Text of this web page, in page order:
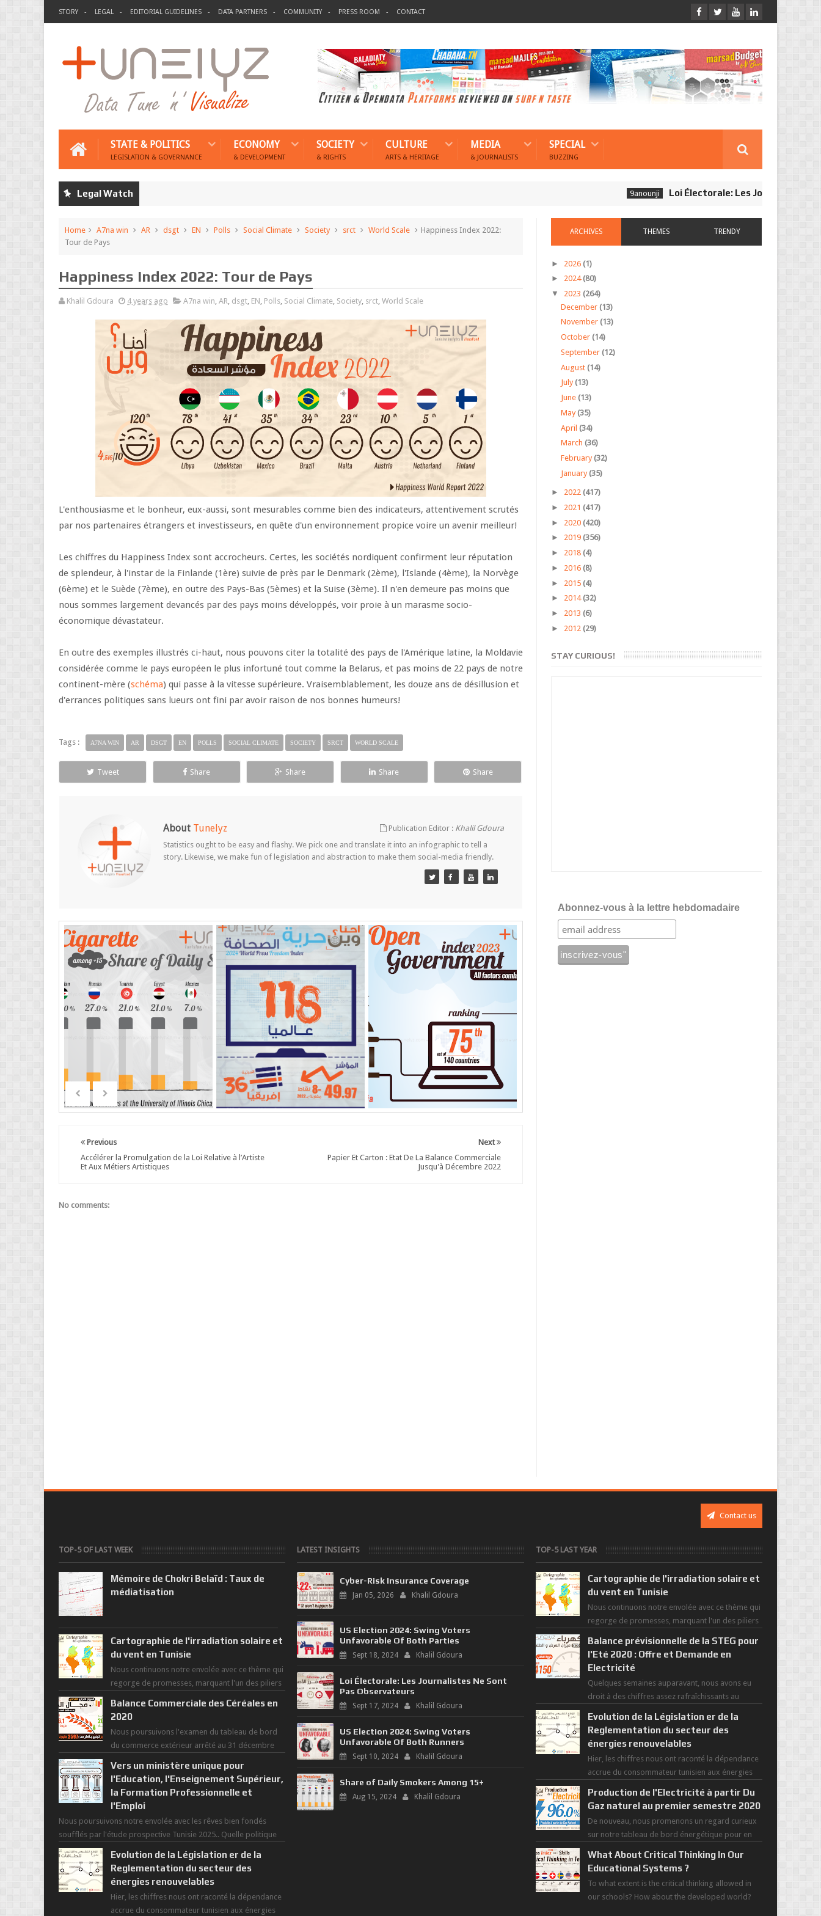
STORY LEGAL EDITORIAL GUIDELINES DATA PARTNERS COMMUNITY PRESS ROOM CONTACT
STATE & POLITICS
LEGISLATION & GOVERNANCE
ECONOMY
& DEVELOPMENT
SOCIETY
& RIGHTS
CULTURE
ARTS & HERITAGE
MEDIA
& JOURNALISTS
SPECIAL
BUZZING
Legal Watch 9anounji Loi Électorale: Les Journalistes Ne Sont
Home A7na win AR dsgt EN Polls Social Climate Society srct World Scale
Happiness Index 2022:
Tour de Pays
Happiness Index 2022: Tour de Pays
Khalil Gdoura 4 years ago A7na win, AR, dsgt, EN, Polls, Social Climate, Society, srct, World Scale
L'enthousiasme et le bonheur, eux-aussi, sont mesurables comme bien des indicateurs, attentivement scrutés
par nos partenaires étrangers et investisseurs, en quête d'un environnement propice voire un avenir meilleur!
Les chiffres du Happiness Index sont accrocheurs. Certes, les sociétés nordiquent confirment leur réputation
de splendeur, à l'instar de la Finlande (1ère) suivie de près par le Denmark (2ème), l'Islande (4ème), la Norvège
(6ème) et le Suède (7ème), en outre des Pays-Bas (5èmes) et la Suise (3ème). Il n'en demeure pas moins que
nous sommes largement devancés par des pays moins développés, voir proie à un marasme socio-
économique dévastateur.
En outre des exemples illustrés ci-haut, nous pouvons citer la totalité des pays de l'Amérique latine, la Moldavie
considérée comme le pays européen le plus infortuné tout comme la Belarus, et pas moins de 22 pays de notre
continent-mère (schéma) qui passe à la vitesse supérieure. Vraisemblablement, les douze ans de désillusion et
d'errances politiques sans lueurs ont fini par avoir raison de nos bonnes humeurs!
Tags : A7NA WIN AR DSGT EN POLLS SOCIAL CLIMATE SOCIETY SRCT WORLD SCALE
Tweet Share Share Share Share
About Tunelyz Publication Editor : Khalil Gdoura
Statistics ought to be easy and flashy. We pick one and translate it into an infographic to tell a
story. Likewise, we make fun of legislation and abstraction to make them social-media friendly.
Next
Papier Et Carton : Etat De La Balance Commerciale
Jusqu'à Décembre 2022
Previous
Accélérer la Promulgation de la Loi Relative à l’Artiste
Et Aux Métiers Artistiques
No comments:
ARCHIVES THEMES TRENDY
► 2026 (1)
► 2024 (80)
▼ 2023 (264)
December (13)
November (13)
October (14)
September (12)
August (14)
July (13)
June (13)
May (35)
April (34)
March (36)
February (32)
January (35)
► 2022 (417)
► 2021 (417)
► 2020 (420)
► 2019 (356)
► 2018 (4)
► 2016 (8)
► 2015 (4)
► 2014 (32)
► 2013 (6)
► 2012 (29)
STAY CURIOUS!
Abonnez-vous à la lettre hebdomadaire
Contact us
TOP-5 OF LAST WEEK
Mémoire de Chokri Belaïd : Taux de
médiatisation
Cartographie de l'irradiation solaire et
du vent en Tunisie
Nous continuons notre envolée avec ce thème qui
regorge de promesses, marquant l'un des piliers
Balance Commerciale des Céréales en
2020
Nous poursuivons l'examen du tableau de bord
du commerce extérieur arrêté au 31 décembre
man...
Vers un ministère unique pour
l'Education, l'Enseignement Supérieur,
la Formation Professionnelle et
l'Emploi
Nous poursuivons notre envolée avec les rêves bien fondés
soufflés par l'étude prospective Tunisie 2025.. Quelle politique
pour l...
Evolution de la Législation er de la
Reglementation du secteur des
énergies renouvelables
Hier, les chiffres nous ont raconté la dépendance
accrue du consommateur tunisien aux énergies
LATEST INSIGHTS
Cyber-Risk Insurance Coverage
Jan 05, 2026 Khalil Gdoura
US Election 2024: Swing Voters
Unfavorable Of Both Parties
Sept 18, 2024 Khalil Gdoura
Loi Électorale: Les Journalistes Ne Sont
Pas Observateurs
Sept 17, 2024 Khalil Gdoura
US Election 2024: Swing Voters
Unfavorable Of Both Runners
Sept 10, 2024 Khalil Gdoura
Share of Daily Smokers Among 15+
Aug 15, 2024 Khalil Gdoura
TOP-5 LAST YEAR
Cartographie de l'irradiation solaire et
du vent en Tunisie
Nous continuons notre envolée avec ce thème qui
regorge de promesses, marquant l'un des piliers
Balance prévisionnelle de la STEG pour
l'Eté 2020 : Offre et Demande en
Electricité
Quelques semaines auparavant, nous avons eu
droit à des chiffres assez rafraîchissants au
Evolution de la Législation er de la
Reglementation du secteur des
énergies renouvelables
Hier, les chiffres nous ont raconté la dépendance
accrue du consommateur tunisien aux énergies
Production de l'Electricité à partir Du
Gaz naturel au premier semestre 2020
De nouveau, nous promenons un regard curieux
sur notre tableau de bord énergétique pour en
What About Critical Thinking In Our
Educational Systems ?
To what extent is the critical thinking allowed in
our schools? How about the developed world?